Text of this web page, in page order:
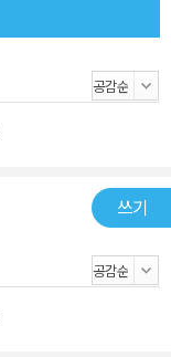
쓰기